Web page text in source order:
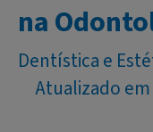
na
Dentística e
Atualizado em